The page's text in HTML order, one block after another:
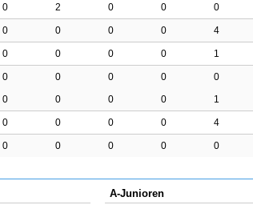
0 2 0 0 0
0 0 0 0 4
0 0 0 0 1
0 0 0 0 0
0 0 0 0 1
0 0 0 0 4
0 0 0 0 0
A-Junioren